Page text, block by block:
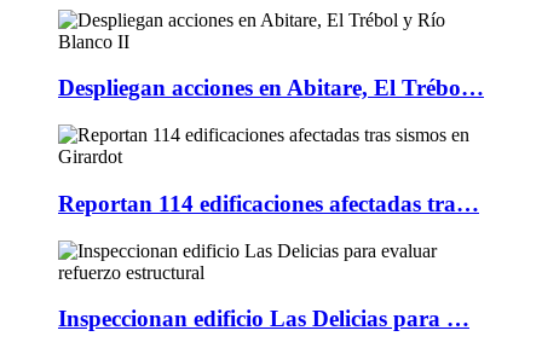
Despliegan acciones en Abitare, El Trébo…
Reportan 114 edificaciones afectadas tra…
Inspeccionan edificio Las Delicias para …